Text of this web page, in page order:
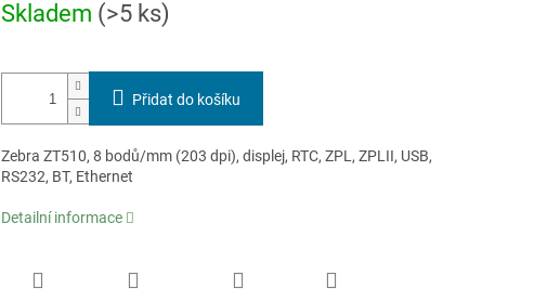
cena:
Skladem (>5 ks)
Přidat do košíku
Zebra ZT510, 8 bodů/mm (203 dpi), displej, RTC, ZPL, ZPLII, USB,
RS232, BT, Ethernet
Detailní informace